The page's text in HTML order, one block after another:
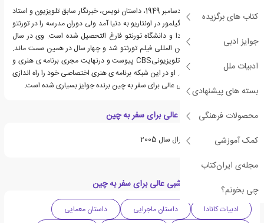
کتاب های برگزیده
جوایز ادبی
ادبیات ملل
بسته های پیشنهادی
محصولات فرهنگی
کمک آموزشی
مجله‌ی ایران‌کتاب
چی بخونم؟
دیوید گیلمور، زاده ی 22 دسامبر 1949، داستان نویس، خبرنگار سابق تلویزیون و استاد
دانشگاه اهل کانادا است. گیلمور در اونتاریو به دنیا آمد ولی دوران مدرسه را در تورنتو
گذراند. او از کالج آپر کانادا و دانشگاه تورنتو فارغ التحصیل شده است. وی در سال
1980، دبیر جشنواره ی بین المللی فیلم تورنتو شد و چهار سال در همین سمت ماند.
گیلمور سپس به شبکه ی تلویزیونیCBS پیوست و درنهایت مجری برنامه ی هنری و
سرگرمی جمعه شب ها شد. او در این شبکه برنامه ی هنری اختصاصی خود را راه اندازی
کرد. گیلمور، برای رمان شبی عالی برای سفر به چین برنده جوایز بسیاری شده است.
ویژگی های کتاب شبی عالی برای سفر به چین
برنده ی جایزه ی گاورنر جنرال سال 2005
دسته بندی های کتاب شبی عالی برای سفر به چین
ادبیات کانادا داستان ماجرایی
داستان معمایی